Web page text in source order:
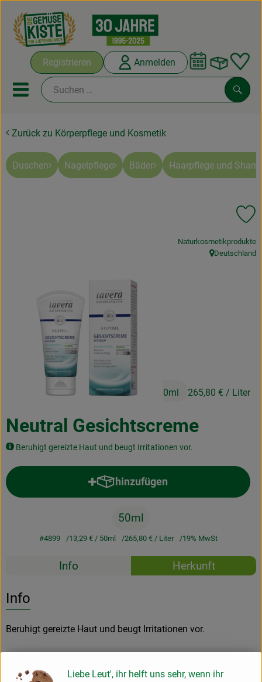
Registrieren Anmelden
Mobiles Menu öffnen oder
Abokisten
Kochboxen
Drogerie
Über uns
Rezepte
Nützliches
Veranstaltungen
Zurück zu Körperpflege und Kosmetik
Duschen Nagelpflege Bäder Haarpflege und
Neutral Gesichtscreme
Beruhigt gereizte Haut und beugt Irritationen vor.
13,29 € / 50ml 265,80 € / Liter
, Verband:
Naturkosmetikprodukte
, Herkunft:
Deutschland
hinzufügen
Produkt zum Warenkorb
50ml
#4899 13,29 € / 50ml 265,80 € / Liter 19% MwSt
Rezepte
Info Herkunft
Info
Beruhigt gereizte Haut und beugt Irritationen vor.
Liebe Leut', ihr helft uns sehr, wenn ihr